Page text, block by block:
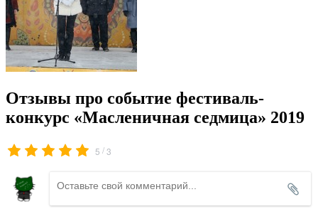
Отзывы про событие фестиваль-
конкурс «Масленичная седмица» 2019
5 /3